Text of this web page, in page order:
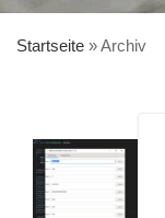
Startseite »Archiv